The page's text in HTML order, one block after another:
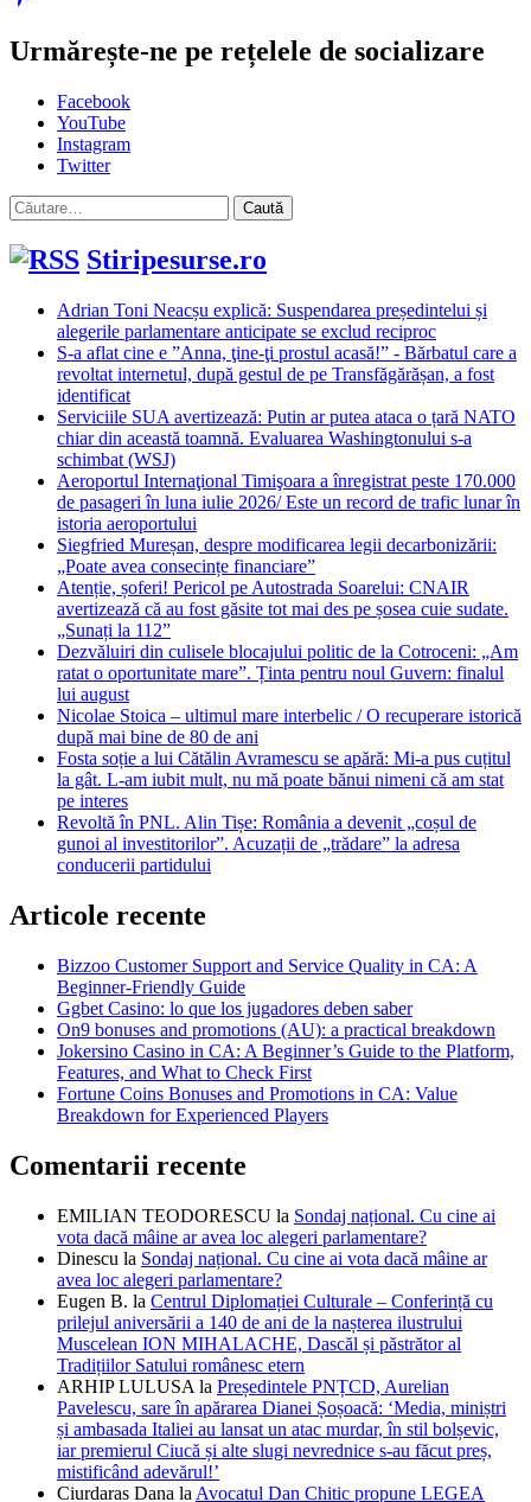
Urmărește-ne pe rețelele de socializare
Facebook
YouTube
Instagram
Twitter
Caută
după:
Stiripesurse.ro
Adrian Toni Neacșu explică: Suspendarea președintelui și
alegerile parlamentare anticipate se exclud reciproc
S-a aflat cine e ”Anna, ţine-ţi prostul acasă!” - Bărbatul care a
revoltat internetul, după gestul de pe Transfăgărășan, a fost
identificat
Serviciile SUA avertizează: Putin ar putea ataca o țară NATO
chiar din această toamnă. Evaluarea Washingtonului s-a
schimbat (WSJ)
Aeroportul Internaţional Timişoara a înregistrat peste 170.000
de pasageri în luna iulie 2026/ Este un record de trafic lunar în
istoria aeroportului
Siegfried Mureșan, despre modificarea legii decarbonizării:
„Poate avea consecințe financiare”
Atenție, șoferi! Pericol pe Autostrada Soarelui: CNAIR
avertizează că au fost găsite tot mai des pe șosea cuie sudate.
„Sunați la 112”
Dezvăluiri din culisele blocajului politic de la Cotroceni: „Am
ratat o oportunitate mare”. Ținta pentru noul Guvern: finalul
lui august
Nicolae Stoica – ultimul mare interbelic / O recuperare istorică
după mai bine de 80 de ani
Fosta soție a lui Cătălin Avramescu se apără: Mi-a pus cuțitul
la gât. L-am iubit mult, nu mă poate bănui nimeni că am stat
pe interes
Revoltă în PNL. Alin Tișe: România a devenit „coșul de
gunoi al investitorilor”. Acuzații de „trădare” la adresa
conducerii partidului
Articole recente
Bizzoo Customer Support and Service Quality in CA: A
Beginner-Friendly Guide
Ggbet Casino: lo que los jugadores deben saber
On9 bonuses and promotions (AU): a practical breakdown
Jokersino Casino in CA: A Beginner’s Guide to the Platform,
Features, and What to Check First
Fortune Coins Bonuses and Promotions in CA: Value
Breakdown for Experienced Players
Comentarii recente
EMILIAN TEODORESCU la Sondaj național. Cu cine ai
vota dacă mâine ar avea loc alegeri parlamentare?
Dinescu la Sondaj național. Cu cine ai vota dacă mâine ar
avea loc alegeri parlamentare?
Eugen B. la Centrul Diplomației Culturale – Conferință cu
prilejul aniversării a 140 de ani de la nașterea ilustrului
Muscelean ION MIHALACHE, Dascăl și păstrător al
Tradițiilor Satului românesc etern
ARHIP LULUSA la Președintele PNȚCD, Aurelian
Pavelescu, sare în apărarea Dianei Șoșoacă: ‘Media, miniștri
și ambasada Italiei au lansat un atac murdar, în stil bolșevic,
iar premierul Ciucă și alte slugi nevrednice s-au făcut preș,
mistificând adevărul!’
Ciurdaras Dana la Avocatul Dan Chitic propune LEGEA